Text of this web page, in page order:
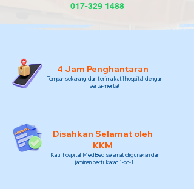
017-329 1488
4 Jam Penghantaran
Tempah sekarang dan terima katil hospital dengan
serta-merta!
Disahkan Selamat oleh
KKM
Katil hospital MedBed selamat digunakan dan
jaminan pertukaran 1-on-1.